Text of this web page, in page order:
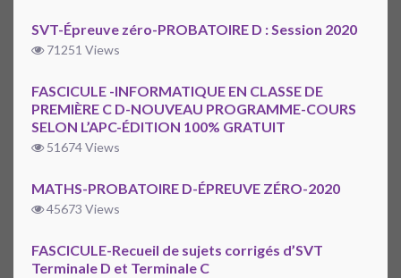
SVT-Épreuve zéro-PROBATOIRE D : Session 2020
71251 Views
FASCICULE -INFORMATIQUE EN CLASSE DE
PREMIÈRE C D-NOUVEAU PROGRAMME-COURS
SELON L’APC-ÉDITION 100% GRATUIT
51674 Views
MATHS-PROBATOIRE D-ÉPREUVE ZÉRO-2020
45673 Views
FASCICULE-Recueil de sujets corrigés d’SVT
Terminale D et Terminale C